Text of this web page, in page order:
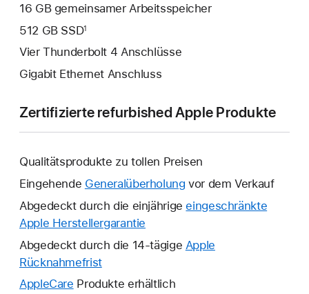
16 GB gemeinsamer Arbeitsspeicher
512 GB SSD1
Vier Thunderbolt 4 Anschlüsse
Gigabit Ethernet Anschluss
Zertifizierte refurbished Apple Produkte
Qualitätsprodukte zu tollen Preisen
Eingehende Generalüberholung vor dem Verkauf
Abgedeckt durch die einjährige eingeschränkte
Apple Herstellergarantie
neues
Abgedeckt durch die 14-tägige Apple
RücknahmefristEin
neues
AppleCare Ein
Produkte erhältlich